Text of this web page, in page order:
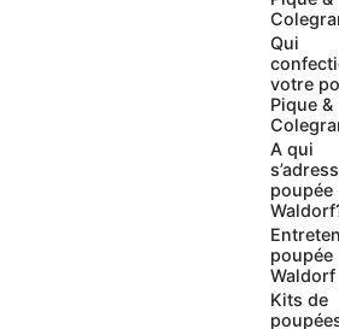
Qui
votre
Pique &
A qui
poupée
poupée
Waldorf
Kits de